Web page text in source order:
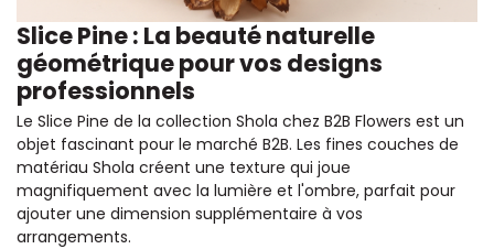
Slice Pine : La beauté naturelle
géométrique pour vos designs
professionnels
Le Slice Pine de la collection Shola chez B2B Flowers est un
objet fascinant pour le marché B2B. Les fines couches de
matériau Shola créent une texture qui joue
magnifiquement avec la lumière et l'ombre, parfait pour
ajouter une dimension supplémentaire à vos
arrangements.